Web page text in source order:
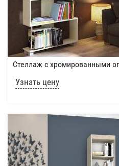
Стеллаж с хромированными
Узнать цену